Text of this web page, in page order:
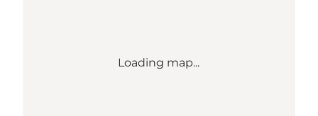
Loading map...